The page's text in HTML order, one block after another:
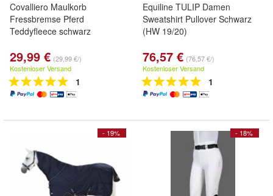
Covalliero Maulkorb
Fressbremse Pferd
Teddyfleece schwarz
29,99 € (29,99 €/)
Kostenloser Versand
1
Equiline TULIP Damen
Sweatshirt Pullover Schwarz
(HW 19/20)
76,57 € (76,57 €/)
Kostenloser Versand
1
- 19% - 18%